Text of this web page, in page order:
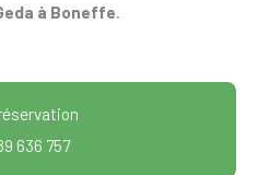
à Boneffe.
636 757